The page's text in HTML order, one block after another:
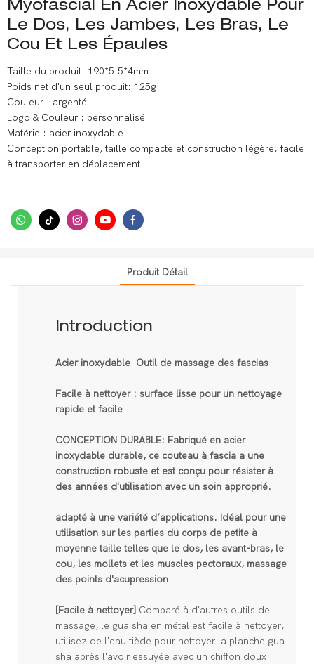
Myofascial En Acier Inoxydable Pour
Le Dos, Les Jambes, Les Bras, Le
Cou Et Les Épaules
Taille du produit: 190*5.5*4mm
Poids net d'un seul produit: 125g
Couleur : argenté
Logo & Couleur : personnalisé
Matériel: acier inoxydable
Conception portable, taille compacte et construction légère, facile
à transporter en déplacement
Produit Détail
Introduction
Acier inoxydable Outil de massage des fascias
Facile à nettoyer : surface lisse pour un nettoyage
rapide et facile
CONCEPTION DURABLE: Fabriqué en acier
inoxydable durable, ce couteau à fascia a une
construction robuste et est conçu pour résister à
des années d'utilisation avec un soin approprié.
adapté à une variété d’applications. Idéal pour une
utilisation sur les parties du corps de petite à
moyenne taille telles que le dos, les avant-bras, le
cou, les mollets et les muscles pectoraux, massage
des points d'acupression
[Facile à nettoyer] Comparé à d'autres outils de
massage, le gua sha en métal est facile à nettoyer,
utilisez de l'eau tiède pour nettoyer la planche gua
sha après l'avoir essuyée avec un chiffon doux.